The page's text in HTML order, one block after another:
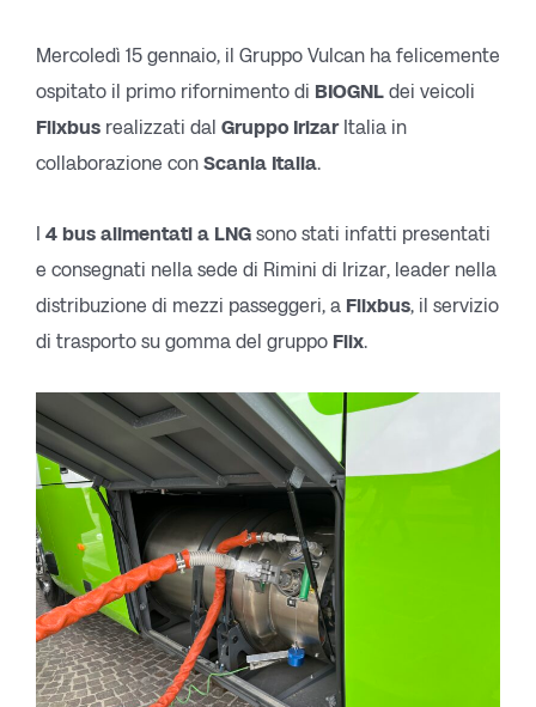
Mercoledì 15 gennaio, il Gruppo Vulcan ha felicemente
ospitato il primo rifornimento di BIOGNL dei veicoli
Flixbus realizzati dal Gruppo IrizarItalia in
collaborazione con Scania Italia.
I 4 bus alimentati a LNG sono stati infatti presentati
e consegnati nella sede di Rimini di Irizar, leader nella
distribuzione di mezzi passeggeri, a Flixbus, il servizio
di trasporto su gomma del gruppo Flix.